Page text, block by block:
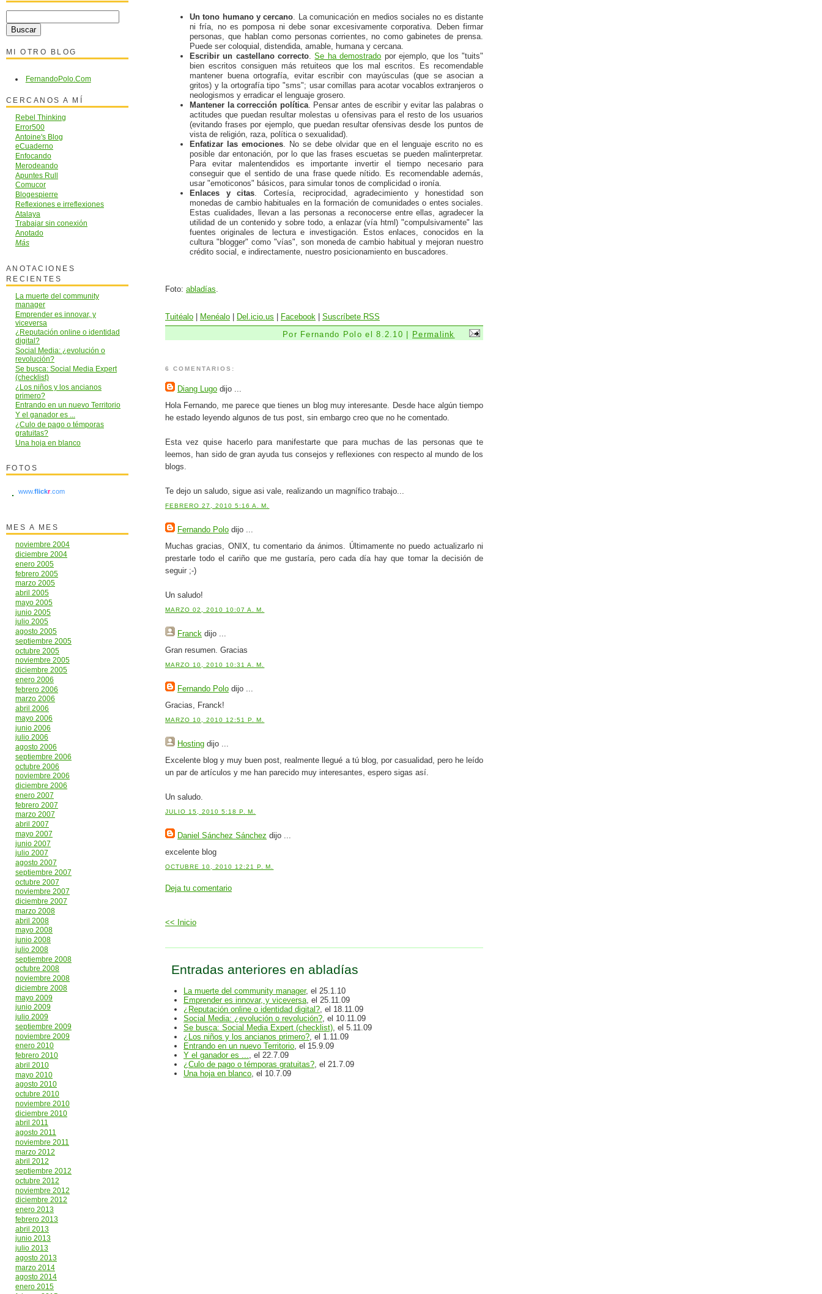
Un tono humano y cercano . La comunicación en medios sociales no es distante
ni fría, no es pomposa ni debe sonar excesivamente corporativa. Deben firmar
personas, que hablan como personas corrientes, no como gabinetes de prensa.
Puede ser coloquial, distendida, amable, humana y cercana.
Escribir un castellano correcto .Se ha demostrado por ejemplo, que los "tuits"
bien escritos consiguen más retuiteos que los mal escritos. Es recomendable
mantener buena ortografía, evitar escribir con mayúsculas (que se asocian a
gritos) y la ortografía tipo "sms"; usar comillas para acotar vocablos extranjeros o
neologismos y erradicar el lenguaje grosero.
Mantener la corrección política. Pensar antes de escribir y evitar las palabras o
actitudes que puedan resultar molestas u ofensivas para el resto de los usuarios
(evitando frases por ejemplo, que puedan resultar ofensivas desde los puntos de
vista de religión, raza, política o sexualidad).
Enfatizar las emociones . No se debe olvidar que en el lenguaje escrito no es
posible dar entonación, por lo que las frases escuetas se pueden malinterpretar.
Para evitar malentendidos es importante invertir el tiempo necesario para
conseguir que el sentido de una frase quede nítido. Es recomendable además,
usar "emoticonos" básicos, para simular tonos de complicidad o ironía.
Enlaces y citas . Cortesía, reciprocidad, agradecimiento y honestidad son
monedas de cambio habituales en la formación de comunidades o entes sociales.
Estas cualidades, llevan a las personas a reconocerse entre ellas, agradecer la
utilidad de un contenido y sobre todo, a enlazar (vía html) "compulsivamente" las
fuentes originales de lectura e investigación. Estos enlaces, conocidos en la
cultura "blogger" como "vías", son moneda de cambio habitual y mejoran nuestro
crédito social, e indirectamente, nuestro posicionamiento en buscadores.
Foto: abladías
Tuitéalo Menéalo Del.icio.us Facebook
Suscríbete RSS
Por Fernando Polo el 8.2.10 |
Permalink
6 COMENTARIOS:
Diang Lugo dijo ...
Hola Fernando, me parece que tienes un blog muy interesante. Desde hace algún tiempo
he estado leyendo algunos de tus post, sin embargo creo que no he comentado.
Esta vez quise hacerlo para manifestarte que para muchas de las personas que te
leemos, han sido de gran ayuda tus consejos y reflexiones con respecto al mundo de los
blogs.
Te dejo un saludo, sigue asi vale, realizando un magnífico trabajo...
FEBRERO 27, 2010 5:16 A. M.
Fernando Polo dijo ...
Muchas gracias, ONIX, tu comentario da ánimos. Últimamente no puedo actualizarlo ni
prestarle todo el cariño que me gustaría, pero cada día hay que tomar la decisión de
seguir ;-)
Un saludo!
MARZO 02, 2010 10:07 A. M.
Franck dijo ...
Gran resumen. Gracias
MARZO 10, 2010 10:31 A. M.
Fernando Polo dijo ...
Gracias, Franck!
MARZO 10, 2010 12:51 P. M.
Hosting dijo ...
Excelente blog y muy buen post, realmente llegué a tú blog, por casualidad, pero he leído
un par de artículos y me han parecido muy interesantes, espero sigas así.
Un saludo.
JULIO 15, 2010 5:18 P. M.
Daniel Sánchez Sánchez dijo ...
excelente blog
OCTUBRE 10, 2010 12:21 P. M.
Deja tu comentario
<< Inicio
Entradas anteriores en abladías
La muerte del community manager, el 25.1.10
Emprender es innovar, y viceversa, el 25.11.09
¿Reputación online o identidad digital?, el 18.11.09
Social Media: ¿evolución o revolución?, el 10.11.09
Se busca: Social Media Expert (checklist), el 5.11.09
¿Los niños y los ancianos primero?, el 1.11.09
Entrando en un nuevo Territorio, el 15.9.09
Y el ganador es ..., el 22.7.09
¿Culo de pago o témporas gratuitas?, el 21.7.09
Una hoja en blanco, el 10.7.09
MI OTRO BLOG
FernandoPolo.Com
CERCANOS A MÍ
Rebel Thinking
Error500
Antoine's Blog
eCuaderno
Enfocando
Merodeando
Apuntes Rull
Comucor
Blogespierre
Reflexiones e irreflexiones
Atalaya
Trabajar sin conexión
Anotado
Más
ANOTACIONES
RECIENTES
La muerte del community
manager
Emprender es innovar, y
viceversa
¿Reputación online o identidad
digital?
Social Media: ¿evolución o
revolución?
Se busca: Social Media Expert
(checklist)
¿Los niños y los ancianos
primero?
Entrando en un nuevo Territorio
Y el ganador es ...
¿Culo de pago o témporas
gratuitas?
Una hoja en blanco
FOTOS
www.flickr.com
MES A MES
noviembre 2004
diciembre 2004
enero 2005
febrero 2005
marzo 2005
abril 2005
mayo 2005
junio 2005
julio 2005
agosto 2005
septiembre 2005
octubre 2005
noviembre 2005
diciembre 2005
enero 2006
febrero 2006
marzo 2006
abril 2006
mayo 2006
junio 2006
julio 2006
agosto 2006
septiembre 2006
octubre 2006
noviembre 2006
diciembre 2006
enero 2007
febrero 2007
marzo 2007
abril 2007
mayo 2007
junio 2007
julio 2007
agosto 2007
septiembre 2007
octubre 2007
noviembre 2007
diciembre 2007
marzo 2008
abril 2008
mayo 2008
junio 2008
julio 2008
septiembre 2008
octubre 2008
noviembre 2008
diciembre 2008
mayo 2009
junio 2009
julio 2009
septiembre 2009
noviembre 2009
enero 2010
febrero 2010
abril 2010
mayo 2010
agosto 2010
octubre 2010
noviembre 2010
diciembre 2010
abril 2011
agosto 2011
noviembre 2011
marzo 2012
abril 2012
septiembre 2012
octubre 2012
noviembre 2012
diciembre 2012
enero 2013
febrero 2013
abril 2013
junio 2013
julio 2013
agosto 2013
marzo 2014
agosto 2014
enero 2015